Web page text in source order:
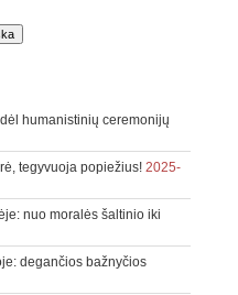
humanistinių ceremonijų
tegyvuoja popiežius! 2025-
nuo moralės šaltinio iki
degančios bažnyčios